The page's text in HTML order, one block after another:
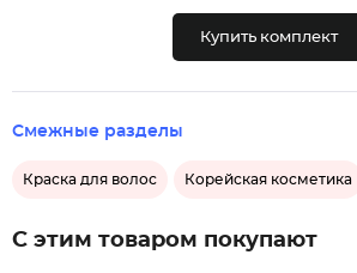
Купить комплект
Смежные разделы
Краска для волос Корейская косметика
С этим товаром покупают